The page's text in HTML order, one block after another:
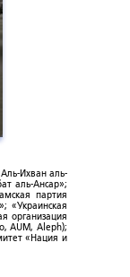
Ихван аль-
аль-Ансар»;
партия
«Украинская
организация
AUM, Aleph);
«Нация и